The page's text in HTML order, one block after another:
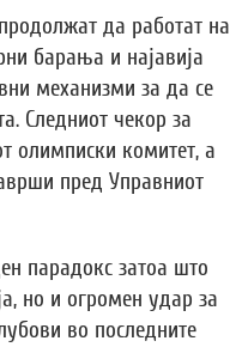
да работат на
барања и најавија
механизми за да се
Следниот чекор за
олимписки комитет, а
пред Управниот
парадокс затоа што
но и огромен удар за
во последните